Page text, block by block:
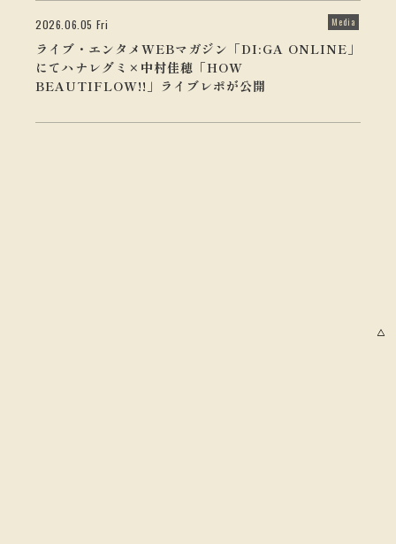
2026.06.05 Fri Media
ライブ・エンタメWEBマガジン「DI:GA ONLINE」
にてハナレグミ×中村佳穂「HOW
BEAUTIFLOW!!」ライブレポが公開